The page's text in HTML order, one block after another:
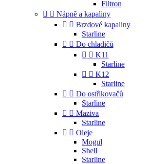
Filtron
  Nápně a kapaliny
  Brzdové kapaliny
Starline
  Do chladičů
  K11
Starline
  K12
Starline
  Do ostřikovačů
Starline
  Maziva
Starline
  Oleje
Mogul
Shell
Starline